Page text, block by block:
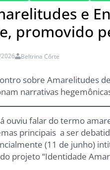
e
promovido
Beltrina Côrte
sobre Amarelitudes
narrativas
ouviu falar do termo
principais a ser
(11 de junho)
projeto “Identidade